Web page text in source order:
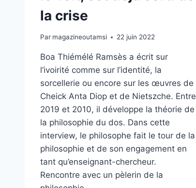
la crise
Par magazineoutamsi 22 juin 2022
Boa Thiémélé Ramsès a écrit sur
l’ivoirité comme sur l’identité, la
sorcellerie ou encore sur les œuvres de
Cheick Anta Diop et de Nietszche. Entre
2019 et 2010, il développe la théorie de
la philosophie du dos. Dans cette
interview, le philosophe fait le tour de la
philosophie et de son engagement en
tant qu’enseignant-chercheur.
Rencontre avec un pèlerin de la